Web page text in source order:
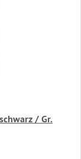
/ Gr.